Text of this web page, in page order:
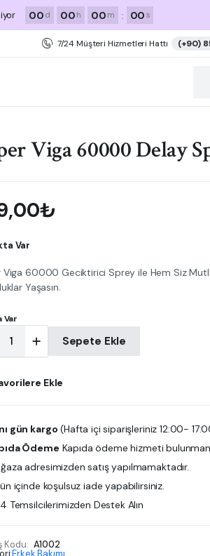
00d 00h 00m : 00s
7/24 Müşteri Hizmetleri Hattı (+90)
Viga 60000 Delay
₺
Var
Viga 60000 Geciktirici Sprey ile Hem Siz
Yaşasın.
Var
Viga
Sepete Ekle
Ekle
gün kargo (Hafta içi siparişleriniz 12:00-
Ödeme Kapıda ödeme hizmeti
adresimizden satış yapılmamaktadır.
içinde koşulsuz iade yapabilirsiniz.
Temsilcilerimizden Destek Alın
Kodu: A1002
Erkek Bakımı